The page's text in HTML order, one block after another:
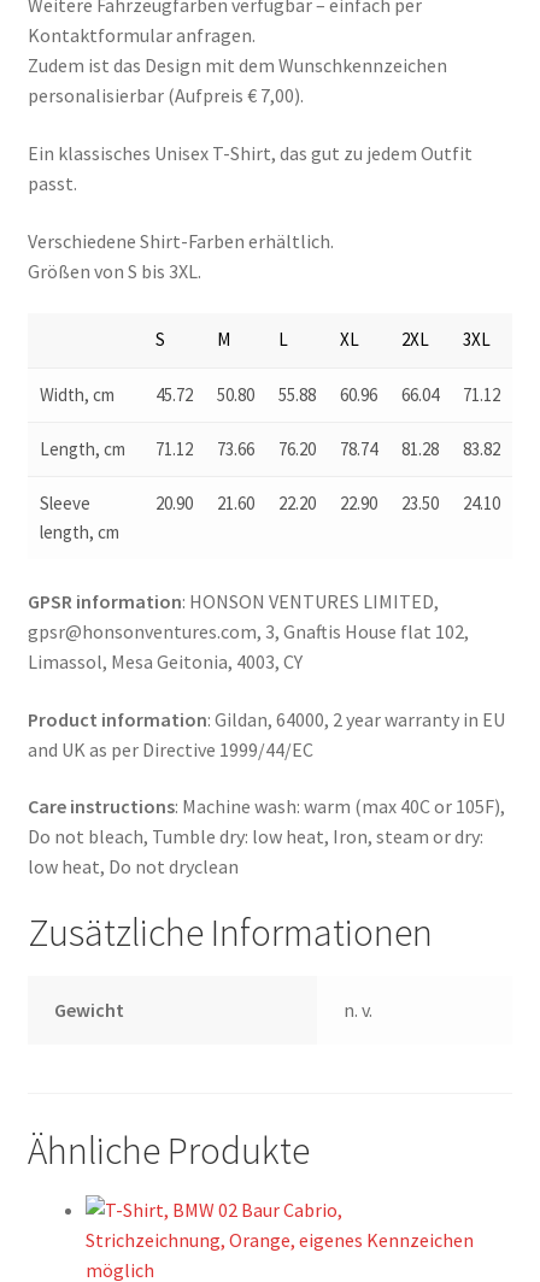
Weitere Fahrzeugfarben verfügbar – einfach per
Kontaktformular anfragen.
Zudem ist das Design mit dem Wunschkennzeichen
personalisierbar (Aufpreis € 7,00).
Ein klassisches Unisex T-Shirt, das gut zu jedem Outfit
passt.
Verschiedene Shirt-Farben erhältlich.
Größen von S bis 3XL.
S M L XL 2XL 3XL
Width, cm 45.72 50.80 55.88 60.96 66.04 71.12
Length, cm 71.12 73.66 76.20 78.74 81.28 83.82
Sleeve
length, cm
20.90 21.60 22.20 22.90 23.50 24.10
GPSR information: HONSON VENTURES LIMITED,
gpsr@honsonventures.com, 3, Gnaftis House flat 102,
Limassol, Mesa Geitonia, 4003, CY
Product information: Gildan, 64000, 2 year warranty in EU
and UK as per Directive 1999/44/EC
Care instructions: Machine wash: warm (max 40C or 105F),
Do not bleach, Tumble dry: low heat, Iron, steam or dry:
low heat, Do not dryclean
Zusätzliche Informationen
Gewicht n. v.
Ähnliche Produkte